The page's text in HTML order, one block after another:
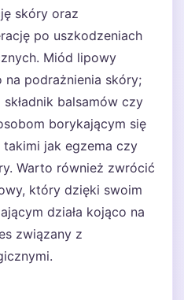
skóry oraz
po uszkodzeniach
Miód lipowy
na podrażnienia skóry;
balsamów czy
borykającym się
jak egzema czy
Warto również zwrócić
który dzięki swoim
działa kojąco na
związany z